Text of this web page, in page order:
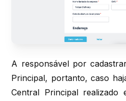
A responsável por
Principal, portanto, caso
Central Principal realizado